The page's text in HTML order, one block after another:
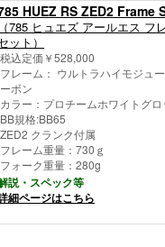
HUEZ RS ZED2 Frame
（785 ヒュエズ アールエス フ
ット）
税込定価￥528,000
フレーム： ウルトラハイモジュ
ーボン
カラー：プロチームホワイトグ
BB規格:BB65
ZED2 クランク付属
フレーム重量：730ｇ
フォーク重量：280g
説・スペック等
細ページはこちら